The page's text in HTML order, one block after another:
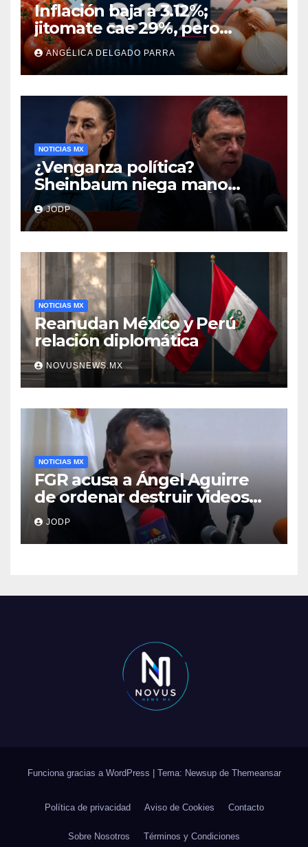
Inflación baja a 3.12%;
jitomate cae 29%, pero
cebolla y vuelos se
encarecen
ANGÉLICA DELGADO PARRA
NOTICIAS MX
¿Venganza política?
Sheinbaum niega mano
negra en captura de Ángel
Aguirre
JODP
NOTICIAS MX
Reanudan México y Perú
relación diplomática
NOVUSNEWS.MX
NOTICIAS MX
FGR acusa a Ángel Aguirre
de ordenar destruir videos
clave del caso Ayotzinapa
JODP
Funciona gracias a WordPress Tema: Newsup de Themeansar
Política de privacidad Aviso de Cookies Contacto
Sobre Nosotros Términos y Condiciones